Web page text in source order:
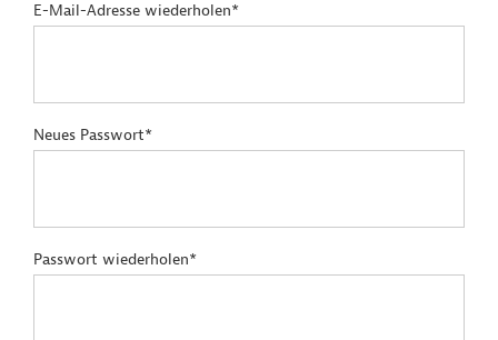
E-Mail-Adresse wiederholen*
Neues Passwort*
Passwort wiederholen*